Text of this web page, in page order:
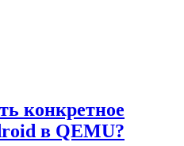
конкретное
в QEMU?